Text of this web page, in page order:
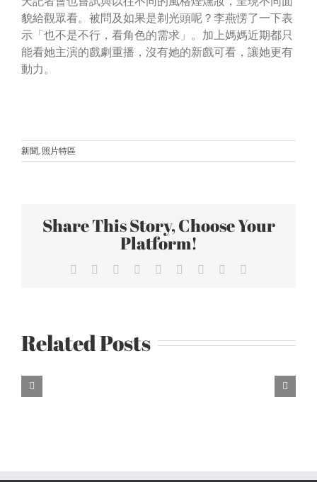
貌給觀眾看。被問及如果是剃光頭呢？李燕愣了一下表
示「也不是不行，看角色的需求」。加上媽媽近期都只
能看她主演的戲劇重播，沒有她的新戲可看，讓她更有
動力。
新聞, 照片特區
Share This Story, Choose Your
Platform!
Facebook Reddit LinkedInWhatsApp
TumblrPinterest
Related Posts
六
禮
拜》
評
演
創
意、
不
搞
好